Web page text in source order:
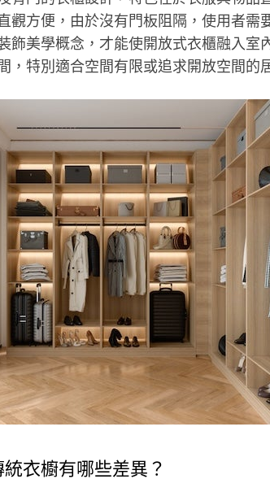
觀方便，由於沒有門板阻隔，使用者需
飾美學概念，才能使開放式衣櫃融入室
，特別適合空間有限或追求開放空間的
衣櫥有哪些差異？